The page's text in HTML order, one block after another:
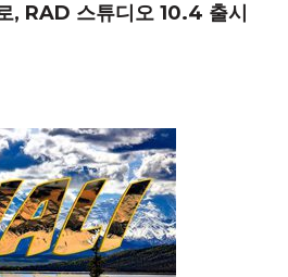
, RAD 스튜디오 10.4 출시